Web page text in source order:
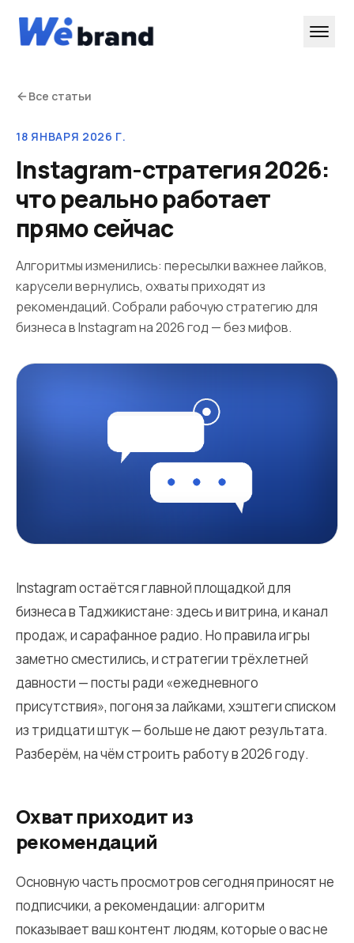
Все статьи
18 ЯНВАРЯ 2026 Г.
Instagram-стратегия 2026:
что реально работает
прямо сейчас
Алгоритмы изменились: пересылки важнее лайков,
карусели вернулись, охваты приходят из
рекомендаций. Собрали рабочую стратегию для
бизнеса в Instagram на 2026 год — без мифов.
Instagram остаётся главной площадкой для
бизнеса в Таджикистане: здесь и витрина, и канал
продаж, и сарафанное радио. Но правила игры
заметно сместились, и стратегии трёхлетней
давности — посты ради «ежедневного
присутствия», погоня за лайками, хэштеги списком
из тридцати штук — больше не дают результата.
Разберём, на чём строить работу в 2026 году.
Охват приходит из
рекомендаций
Основную часть просмотров сегодня приносят не
подписчики, а рекомендации: алгоритм
показывает ваш контент людям, которые о вас не